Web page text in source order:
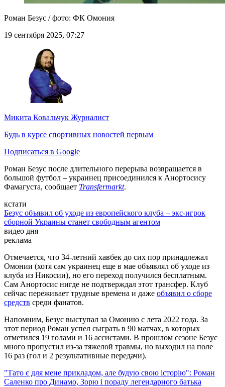
Роман Безус / фото: ФК Омония
19 сентября 2025, 07:27
Микита Ковальчук Журналист
Будь в курсе спортивных новостей первым
Подписаться в Google
Роман Безус после длительного перерыва возвращается в
большой футбол – украинец присоединился к Анортосису
Фамагуста, сообщает Transfermarkt.
кстати
Безус объявил об уходе из европейского клуба – экс-игрок
сборной Украины станет свободным агентом
видео дня
реклама
Отмечается, что 34-летний хавбек до сих пор принадлежал
Омонии (хотя сам украинец еще в мае объявлял об уходе из
клуба из Никосии), но его переход получился бесплатным.
Сам Анортосис нигде не подтверждал этот трансфер. Клуб
сейчас переживает трудные времена и даже объявил о сборе
средств среди фанатов.
Напомним, Безус выступал за Омонию с лета 2022 года. За
этот период Роман успел сыграть в 90 матчах, в которых
отметился 19 голами и 16 ассистами. В прошлом сезоне Безус
много пропустил из-за тяжелой травмы, но выходил на поле
16 раз (гол и 2 результативные передачи).
"Тато є для мене прикладом, але будую свою історію": Роман
Саленко про Динамо, Зорю і пораду легендарного батька